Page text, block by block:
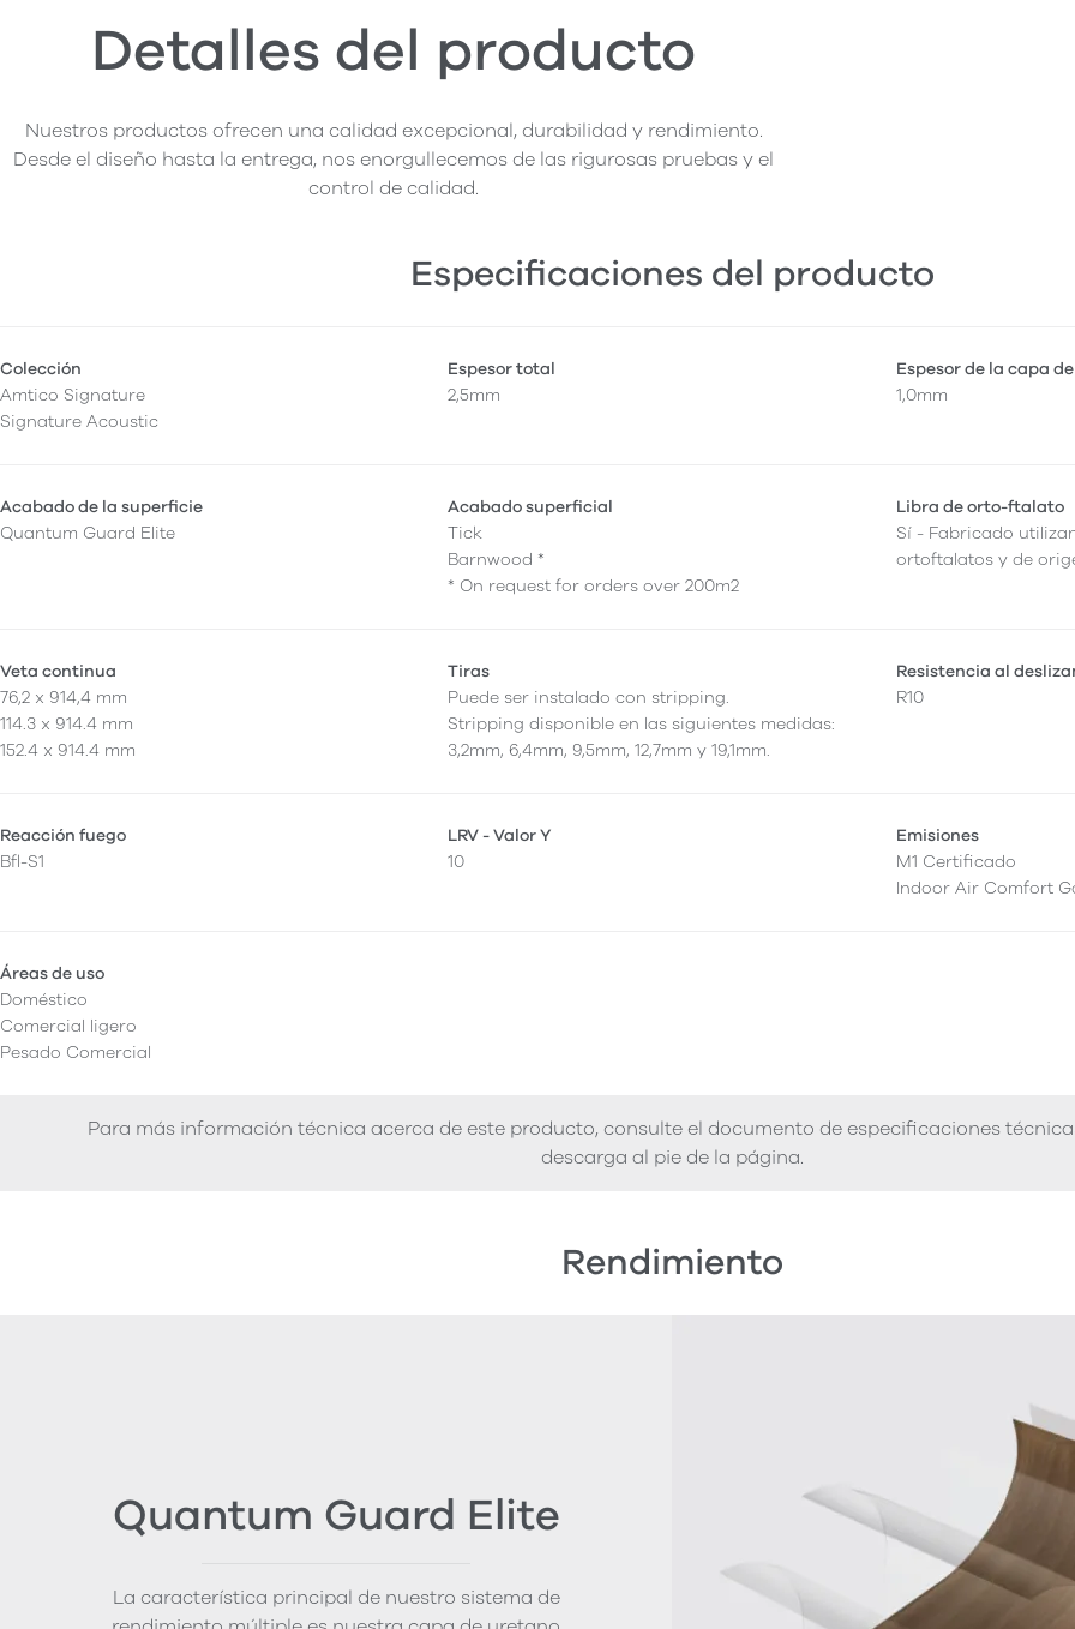
Detalles del producto
Nuestros productos ofrecen una calidad excepcional, durabilidad y rendimiento.
Desde el diseño hasta la entrega, nos enorgullecemos de las rigurosas pruebas y el
control de calidad.
Especificaciones del producto
Colección
Amtico Signature
Signature Acoustic
Espesor total
2,5mm
Espesor de la capa
1,0mm
Acabado de la superficie
Quantum Guard Elite
Acabado superficial
Tick
Barnwood *
* On request for orders over 200m2
Libra de orto-ftalato
Sí - Fabricado
ortoftalatos y de
Veta continua
76,2 x 914,4 mm
114.3 x 914.4 mm
152.4 x 914.4 mm
Tiras
Puede ser instalado con stripping.
Stripping disponible en las siguientes medidas:
3,2mm, 6,4mm, 9,5mm, 12,7mm y 19,1mm.
Resistencia al
R10
Reacción fuego
Bfl-S1
LRV - Valor Y
10
Emisiones
M1 Certificado
Indoor Air Comfort
Áreas de uso
Doméstico
Comercial ligero
Pesado Comercial
Para más información técnica acerca de este producto, consulte el documento de especificaciones
descarga al pie de la página.
Rendimiento
Quantum Guard Elite
La característica principal de nuestro sistema de